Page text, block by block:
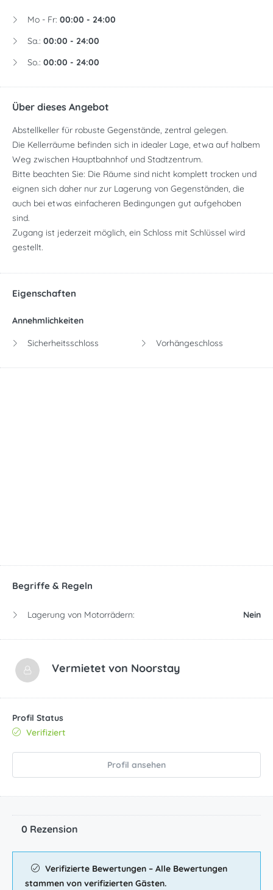
Mo - Fr: 00:00 - 24:00
Sa.: 00:00 - 24:00
So.: 00:00 - 24:00
Über dieses Angebot
Abstellkeller für robuste Gegenstände, zentral gelegen.
Die Kellerräume befinden sich in idealer Lage, etwa auf halbem
Weg zwischen Hauptbahnhof und Stadtzentrum.
Bitte beachten Sie: Die Räume sind nicht komplett trocken und
eignen sich daher nur zur Lagerung von Gegenständen, die
auch bei etwas einfacheren Bedingungen gut aufgehoben
sind.
Zugang ist jederzeit möglich, ein Schloss mit Schlüssel wird
gestellt.
Eigenschaften
Annehmlichkeiten
Sicherheitsschloss Vorhängeschloss
Begriffe & Regeln
Lagerung von Motorrädern: Nein
Vermietet von Noorstay
Profil Status
Verifiziert
Profil ansehen
0 Rezension
Verifizierte Bewertungen – Alle Bewertungen
stammen von verifizierten Gästen.